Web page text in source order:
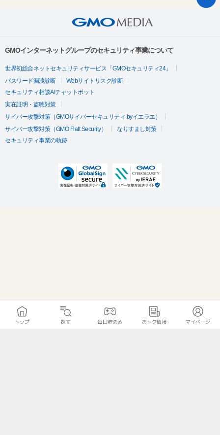
GMOインターネットグループのセキュリティ事業について
世界初総合ネットセキュリティサービス「GMOセキュリティ24」
パスワード漏洩診断
Webサイトリスク診断
セキュリティ相談AIチャットボット
実在証明・盗聴対策
サイバー攻撃対策（GMOサイバーセキュリティ byイエラエ）
サイバー攻撃対策（GMO Flatt Security）
なりすまし対策
セキュリティ事業の軌跡
トップ 探す 毎日貯める おトク情報 マイページ